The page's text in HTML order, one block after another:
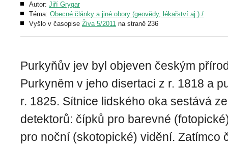
Autor: Jiří Grygar
Téma: Obecné články a jiné obory (geovědy, lékařství aj.) /
Vyšlo v časopise Živa 5/2011 na straně 236
Purkyňův jev byl objeven českým
Purkyněm v jeho disertaci z r. 1818 a
r. 1825. Sítnice lidského oka sestává
detektorů: čípků pro barevné
pro noční (skotopické) vidění. Zatímco